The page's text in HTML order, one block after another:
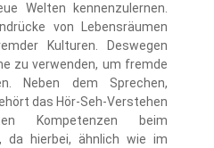
Welten kennenzulernen.
von Lebensräumen
Kulturen. Deswegen
zu verwenden, um fremde
Neben dem Sprechen,
das Hör-Seh-Verstehen
Kompetenzen beim
da hierbei, ähnlich wie im